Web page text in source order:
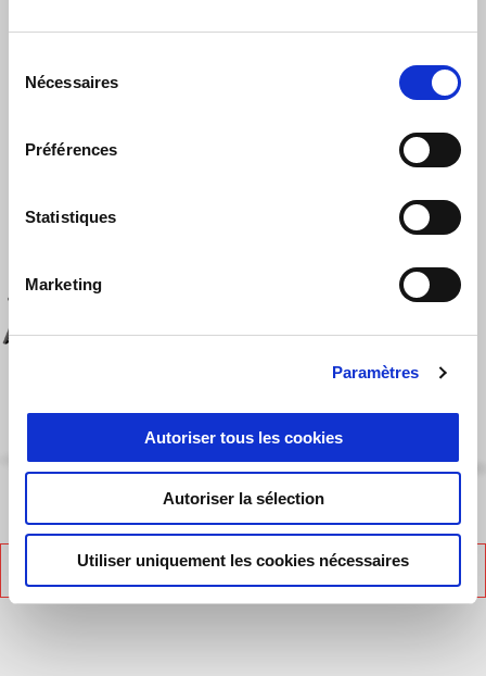
Nécessaires
Préférences
Statistiques
Marketing
Paramètres
Autoriser tous les cookies
Autoriser la sélection
Utiliser uniquement les cookies nécessaires
Découvrir ce qui la rend
Plus
Plus
Plus
Plus
Plus d'informations sur
Plus
Plus d'informations sur
Choisir le coloris: Verde Ghiaccio
SPÉCIFICATIONS TECHNIQUES